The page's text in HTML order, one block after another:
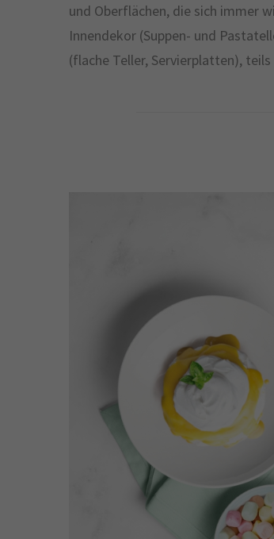
und Oberflächen, die sich immer
Innendekor (Suppen- und
(flache Teller, Servierplatten),